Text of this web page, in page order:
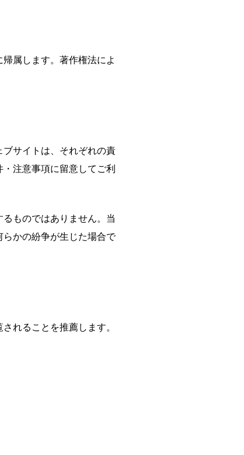
属します。著作権法によ
サイトは、それぞれの責
注意事項に留意してご利
ものではありません。当
かの紛争が生じた場合で
れることを推薦します。